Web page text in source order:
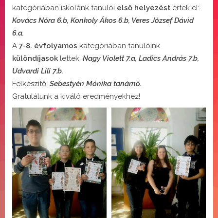
kategóriában iskolánk tanulói első helyezést értek el:
Kovács Nóra 6.b, Konkoly Ákos 6.b, Veres József Dávid
6.a.
A 7-8. évfolyamos kategóriában tanulóink
különdíjasok lettek: Nagy Violett 7.a, Ladics András 7.b,
Udvardi Lili 7.b.
Felkészítő: Sebestyén Mónika tanárnő.
Gratulálunk a kiváló eredményekhez!